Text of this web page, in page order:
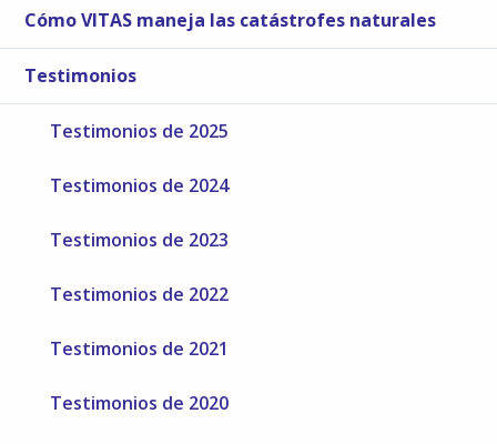
Cómo VITAS maneja las catástrofes naturales
Testimonios
Testimonios de 2025
Testimonios de 2024
Testimonios de 2023
Testimonios de 2022
Testimonios de 2021
Testimonios de 2020